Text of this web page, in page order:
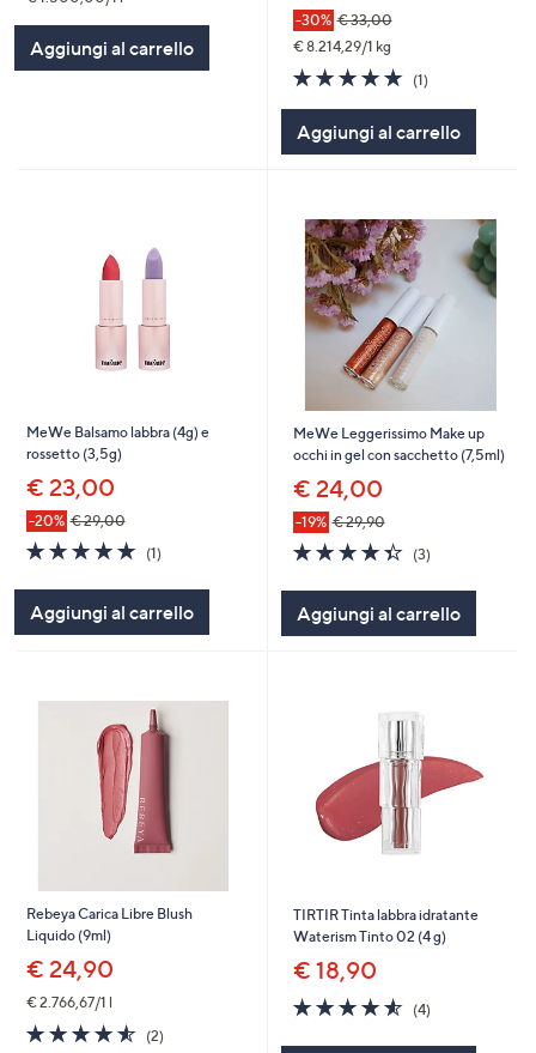
Aggiungi al carrello
-30% € 33,00
€ 8.214,29/1 kg
5.0
of
5
Stars
(1)
Aggiungi al carrello
MeWe Balsamo labbra (4g) e
rossetto (3,5g)
€ 23,00
-20% € 29,00
5.0
of
5
Stars
(1)
Aggiungi al carrello
MeWe Leggerissimo Make up
occhi in gel con sacchetto (7,5ml)
€ 24,00
-19% € 29,90
4.3
of
5
Stars
(3)
Aggiungi al carrello
Rebeya Carica Libre Blush
Liquido (9ml)
€ 24,90
€ 2.766,67/1 l
4.5
(2)
TIRTIR Tinta labbra idratante
Waterism Tinto 02 (4 g)
€ 18,90
4.5
of
5
(4)